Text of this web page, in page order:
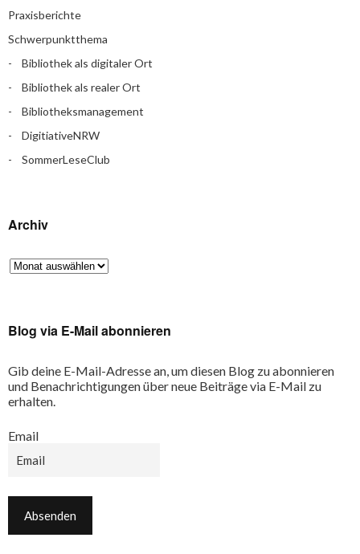
Praxisberichte
Schwerpunktthema
Bibliothek als digitaler Ort
Bibliothek als realer Ort
Bibliotheksmanagement
DigitiativeNRW
SommerLeseClub
Archiv
Blog via E-Mail abonnieren
Gib deine E-Mail-Adresse an, um diesen Blog zu abonnieren
und Benachrichtigungen über neue Beiträge via E-Mail zu
erhalten.
Email